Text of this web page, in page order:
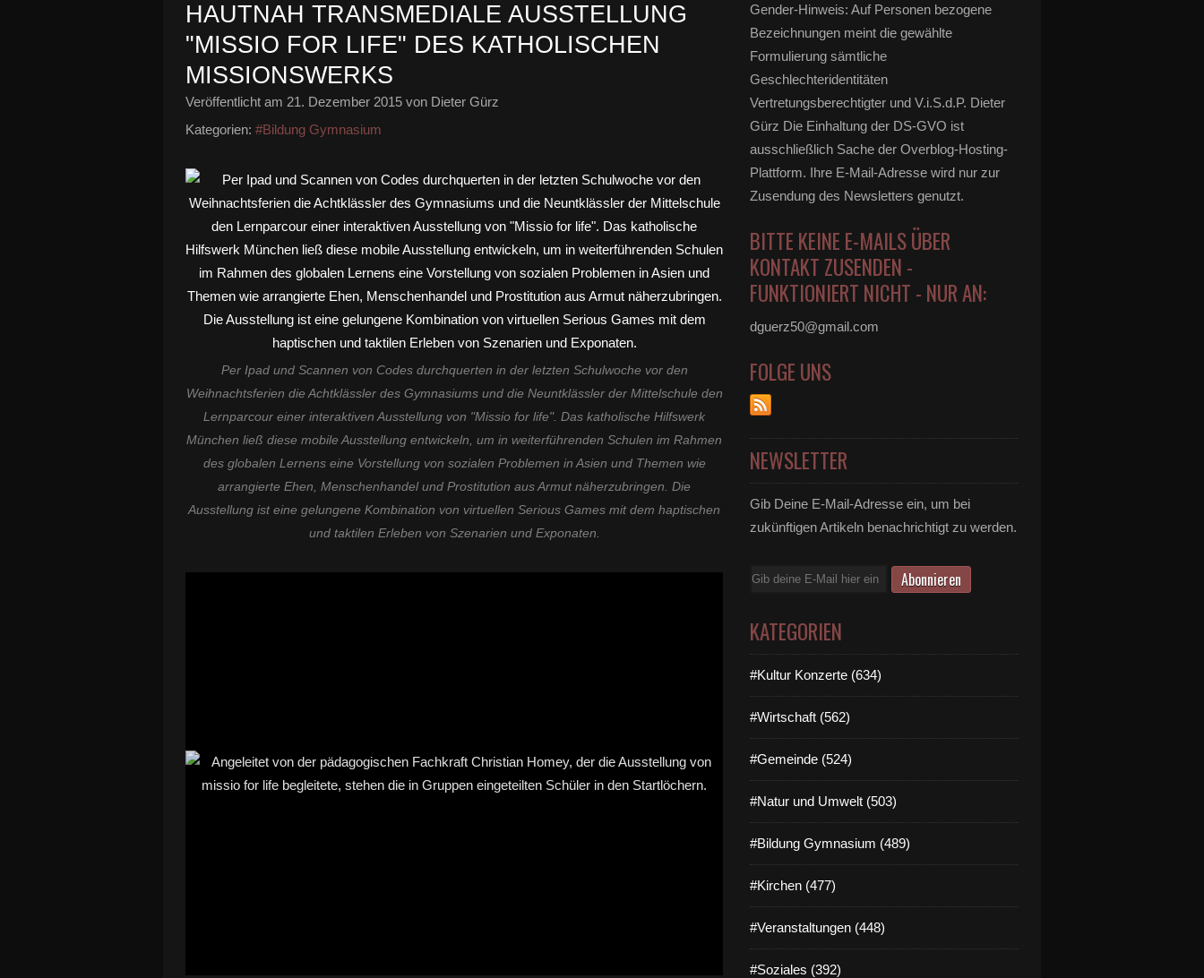
HAUTNAH TRANSMEDIALE AUSSTELLUNG
"MISSIO FOR LIFE" DES KATHOLISCHEN
MISSIONSWERKS
Veröffentlicht am 21. Dezember 2015 von Dieter Gürz
Kategorien: #Bildung Gymnasium
Per Ipad und Scannen von Codes durchquerten in der letzten Schulwoche vor den
Weihnachtsferien die Achtklässler des Gymnasiums und die Neuntklässler der Mittelschule den
Lernparcour einer interaktiven Ausstellung von "Missio for life". Das katholische Hilfswerk
München ließ diese mobile Ausstellung entwickeln, um in weiterführenden Schulen im Rahmen
des globalen Lernens eine Vorstellung von sozialen Problemen in Asien und Themen wie
arrangierte Ehen, Menschenhandel und Prostitution aus Armut näherzubringen. Die
Ausstellung ist eine gelungene Kombination von virtuellen Serious Games mit dem haptischen
und taktilen Erleben von Szenarien und Exponaten.
Gender-Hinweis: Auf Personen bezogene
Bezeichnungen meint die gewählte
Formulierung sämtliche
Geschlechteridentitäten
Vertretungsberechtigter und V.i.S.d.P. Dieter
Gürz Die Einhaltung der DS-GVO ist
ausschließlich Sache der Overblog-Hosting-
Plattform. Ihre E-Mail-Adresse wird nur zur
Zusendung des Newsletters genutzt.
BITTE KEINE E-MAILS ÜBER
KONTAKT ZUSENDEN -
FUNKTIONIERT NICHT - NUR AN:
dguerz50@gmail.com
FOLGE UNS
NEWSLETTER
Gib Deine E-Mail-Adresse ein, um bei
zukünftigen Artikeln benachrichtigt zu werden.
E-
KATEGORIEN
#Kultur Konzerte (634)
#Wirtschaft (562)
#Gemeinde (524)
#Natur und Umwelt (503)
#Bildung Gymnasium (489)
#Kirchen (477)
#Veranstaltungen (448)
#Soziales (392)